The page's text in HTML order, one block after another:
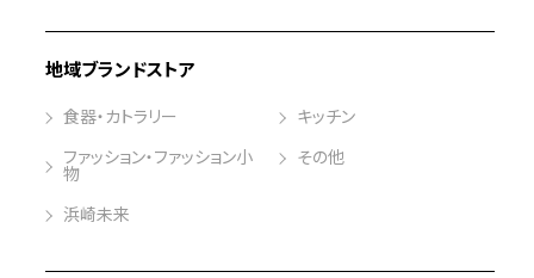
地域ブランドストア
食器・カトラリー キッチン
ファッション・ファッション小
物
その他
浜崎未来